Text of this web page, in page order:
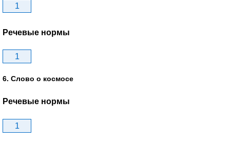
1
Речевые нормы
1
6. Слово о космосе
Речевые нормы
1